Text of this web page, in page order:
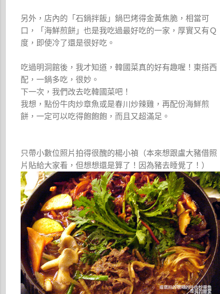
另外，店內的「石鍋拌飯」鍋巴烤得金黃焦脆，相當可
口，「海鮮煎餅」也是我吃過最好吃的一家，厚實又有Ｑ
度，即使冷了還是很好吃。
吃過明洞館後，我才知道，韓國菜真的好有趣喔！東搭西
配，一鍋多吃，很妙。
下一次，我們改去吃韓國菜吧！
我想，點份牛肉炒章魚或是春川炒辣雞，再配份海鮮煎
餅，一定可以吃得飽飽飽，而且又超滿足。
只帶小數位照片拍得很醜的楊小禎（本來想跟盧大豬借照
片貼給大家看，但想想還是算了！因為豬去睡覺了！）